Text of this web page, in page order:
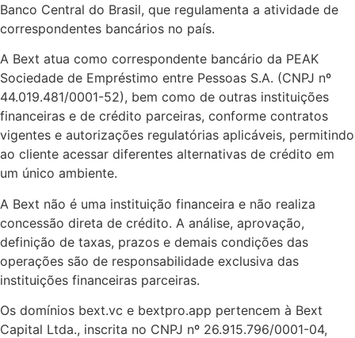
Banco Central do Brasil, que regulamenta a atividade de
correspondentes bancários no país.
A Bext atua como correspondente bancário da PEAK
Sociedade de Empréstimo entre Pessoas S.A. (CNPJ nº
44.019.481/0001-52), bem como de outras instituições
financeiras e de crédito parceiras, conforme contratos
vigentes e autorizações regulatórias aplicáveis, permitindo
ao cliente acessar diferentes alternativas de crédito em
um único ambiente.
A Bext não é uma instituição financeira e não realiza
concessão direta de crédito. A análise, aprovação,
definição de taxas, prazos e demais condições das
operações são de responsabilidade exclusiva das
instituições financeiras parceiras.
Os domínios bext.vc e bextpro.app pertencem à Bext
Capital Ltda., inscrita no CNPJ nº 26.915.796/0001-04,